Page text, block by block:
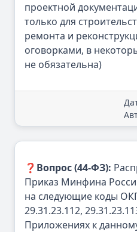
проектной
только для
ремонта и
оговорками, в
не обязательна)
❓ Вопрос (44-ФЗ):
Приказ Минфина
на следующие коды
29.31.23.112,
Приложениях к